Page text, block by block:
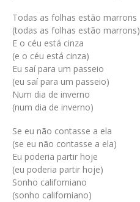
Todas as folhas estão marrons
(todas as folhas estão marrons)
E o céu está cinza
(e o céu está cinza)
Eu saí para um passeio
(eu saí para um passeio)
Num dia de inverno
(num dia de inverno)
Se eu não contasse a ela
(se eu não contasse a ela)
Eu poderia partir hoje
(eu poderia partir hoje)
Sonho californiano
(sonho californiano)